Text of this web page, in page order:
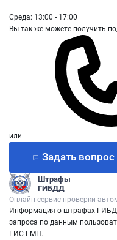
-
Среда: 13:00 - 17:00
Вы так же можете получить
или
Задать вопрос
Штрафы
ГИБДД
Онлайн сервис проверки
Информация о штрафах
запроса по данным
ГИС ГМП.